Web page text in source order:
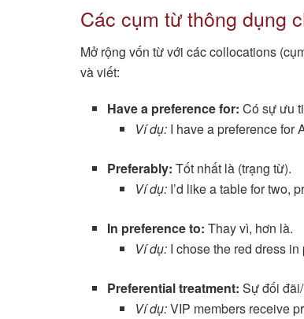
Các cụm từ thông dụng
Mở rộng vốn từ với các collocations
và viết:
Have a preference for: Có sự ưu
Ví dụ:I have a preference for
Preferably: Tốt nhất là (trạng từ).
Ví dụ:I’d like a table for two,
In preference to: Thay vì, hơn là.
Ví dụ:I chose the red dress in
Preferential treatment: Sự đối
Ví dụ:VIP members receive